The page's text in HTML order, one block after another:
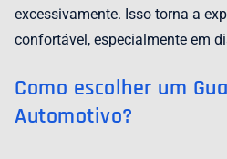
excessivamente. Isso torna a
confortável, especialmente em
Como escolher um
Automotivo?